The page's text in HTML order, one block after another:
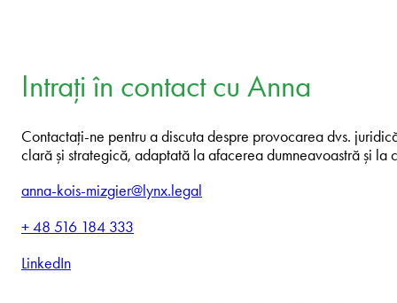
Intrați în contact cu Anna
Contactați-ne pentru a discuta despre provocarea dvs.
clară și strategică, adaptată la afacerea dumneavoastră și la
anna-kois-mizgier@lynx.legal
+ 48 516 184 333
LinkedIn